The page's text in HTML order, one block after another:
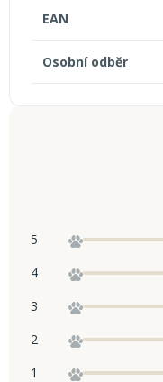
EAN
Osobní odběr
5
4
3
2
1